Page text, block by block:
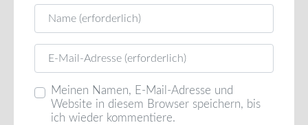
Name
E-Mail
Meinen Namen, E-Mail-Adresse und
Website in diesem Browser speichern, bis
ich wieder kommentiere.